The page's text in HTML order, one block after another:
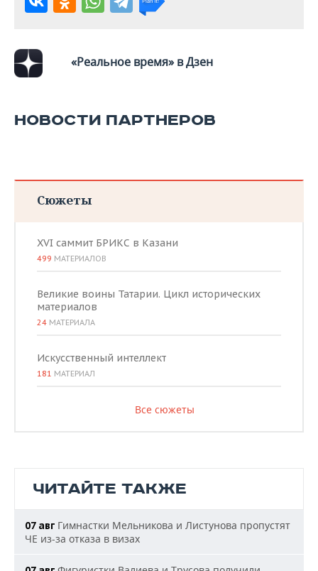
«Реальное время» в Дзен
НОВОСТИ ПАРТНЕРОВ
Сюжеты
XVI саммит БРИКС в Казани
499 МАТЕРИАЛОВ
Великие воины Татарии. Цикл исторических
материалов
24 МАТЕРИАЛА
Искусственный интеллект
181 МАТЕРИАЛ
Все сюжеты
ЧИТАЙТЕ ТАКЖЕ
07 авг Гимнастки Мельникова и Листунова пропустят
ЧЕ из-за отказа в визах